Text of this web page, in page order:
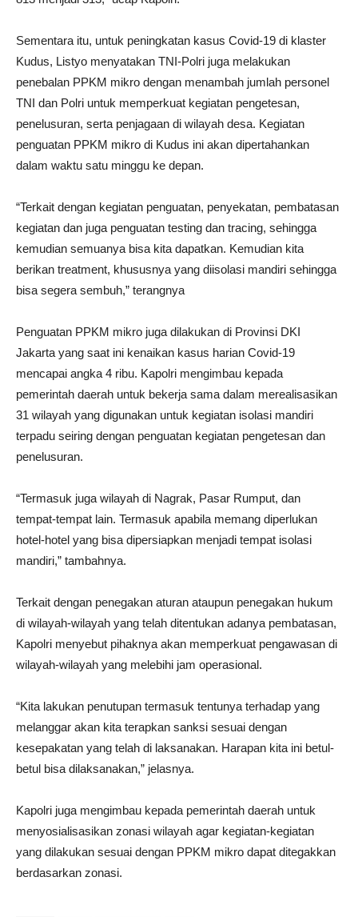
Sementara itu, untuk peningkatan kasus Covid-19 di klaster
Kudus, Listyo menyatakan TNI-Polri juga melakukan
penebalan PPKM mikro dengan menambah jumlah personel
TNI dan Polri untuk memperkuat kegiatan pengetesan,
penelusuran, serta penjagaan di wilayah desa. Kegiatan
penguatan PPKM mikro di Kudus ini akan dipertahankan
dalam waktu satu minggu ke depan.
“Terkait dengan kegiatan penguatan, penyekatan, pembatasan
kegiatan dan juga penguatan testing dan tracing, sehingga
kemudian semuanya bisa kita dapatkan. Kemudian kita
berikan treatment, khususnya yang diisolasi mandiri sehingga
bisa segera sembuh,” terangnya
Penguatan PPKM mikro juga dilakukan di Provinsi DKI
Jakarta yang saat ini kenaikan kasus harian Covid-19
mencapai angka 4 ribu. Kapolri mengimbau kepada
pemerintah daerah untuk bekerja sama dalam merealisasikan
31 wilayah yang digunakan untuk kegiatan isolasi mandiri
terpadu seiring dengan penguatan kegiatan pengetesan dan
penelusuran.
“Termasuk juga wilayah di Nagrak, Pasar Rumput, dan
tempat-tempat lain. Termasuk apabila memang diperlukan
hotel-hotel yang bisa dipersiapkan menjadi tempat isolasi
mandiri,” tambahnya.
Terkait dengan penegakan aturan ataupun penegakan hukum
di wilayah-wilayah yang telah ditentukan adanya pembatasan,
Kapolri menyebut pihaknya akan memperkuat pengawasan di
wilayah-wilayah yang melebihi jam operasional.
“Kita lakukan penutupan termasuk tentunya terhadap yang
melanggar akan kita terapkan sanksi sesuai dengan
kesepakatan yang telah di laksanakan. Harapan kita ini betul-
betul bisa dilaksanakan,” jelasnya.
Kapolri juga mengimbau kepada pemerintah daerah untuk
menyosialisasikan zonasi wilayah agar kegiatan-kegiatan
yang dilakukan sesuai dengan PPKM mikro dapat ditegakkan
berdasarkan zonasi.